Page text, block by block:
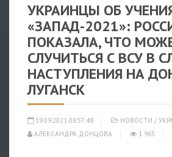
УКРАИНЦЫ ОБ
«ЗАПАД-2021»:
ПОКАЗАЛА, ЧТО
СЛУЧИТЬСЯ С ВСУ В
НАСТУПЛЕНИЯ НА
ЛУГАНСК
19.09.2021 08:57:48 НОВОСТИ /
АЛЕКСАНДРА ДОНЦОВА
1 965